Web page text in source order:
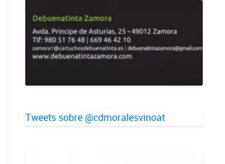
Tweets sobre @cdmoralesvinoat